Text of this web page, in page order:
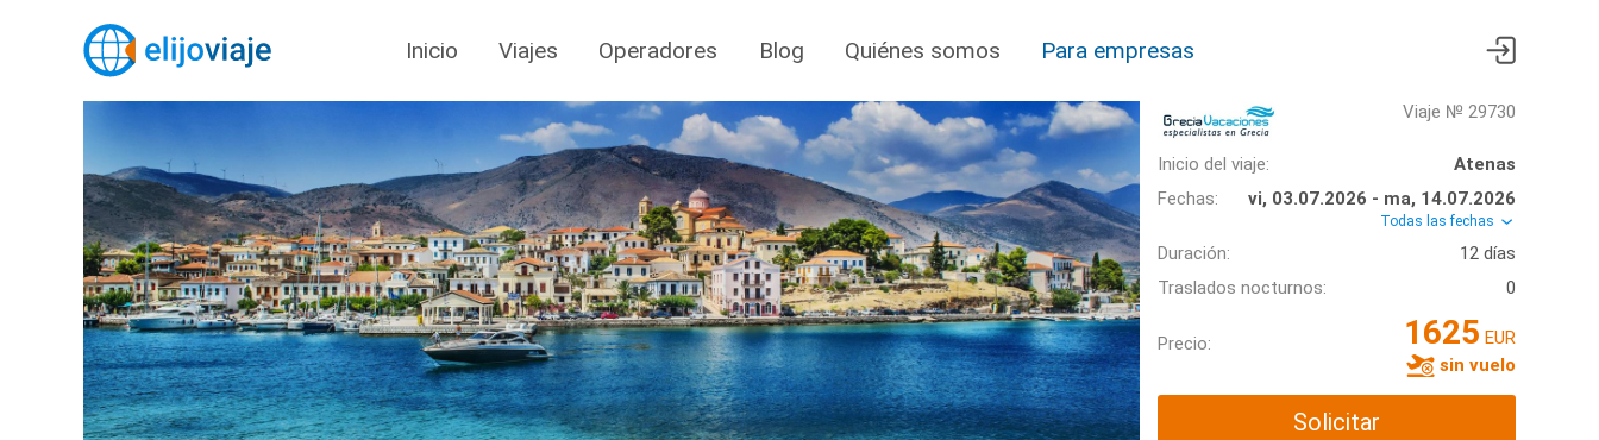
Inicio Viajes Operadores Blog Quiénes somos Para empresas
Viaje № 29730
Inicio del viaje:
Atenas
Fechas:
vi, 03.07.2026 - ma, 14.07.2026
Todas las fechas
Duración:
12 días
Traslados nocturnos:
0
Precio: 1625 EUR
sin vuelo
Solicitar